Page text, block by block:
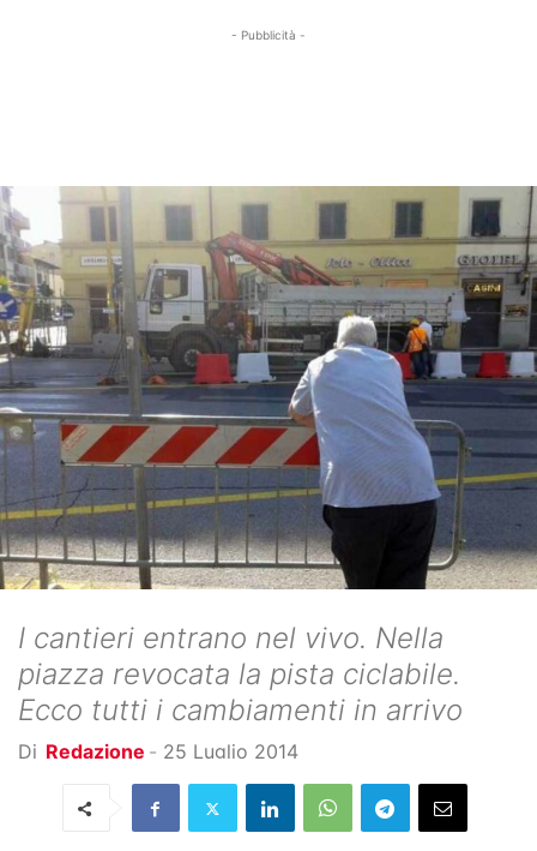
- Pubblicità -
I cantieri entrano nel vivo. Nella
piazza revocata la pista ciclabile.
Ecco tutti i cambiamenti in arrivo
Di Redazione - 25 Luglio 2014